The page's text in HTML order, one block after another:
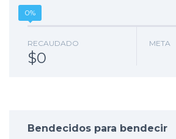
0%
RECAUDADO
$0
META
Bendecidos para bendecir